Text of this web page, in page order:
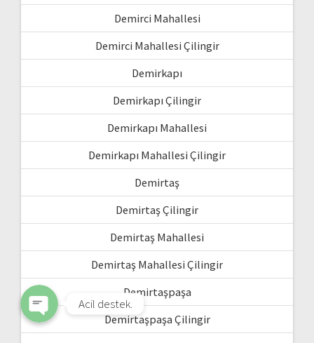
Demirci Mahallesi
Demirci Mahallesi Çilingir
Demirkapı
Demirkapı Çilingir
Demirkapı Mahallesi
Demirkapı Mahallesi Çilingir
Demirtaş
Demirtaş Çilingir
Demirtaş Mahallesi
Demirtaş Mahallesi Çilingir
Demirtaşpaşa
Demirtaşpaşa Çilingir
WhatsApp
Acil destek.